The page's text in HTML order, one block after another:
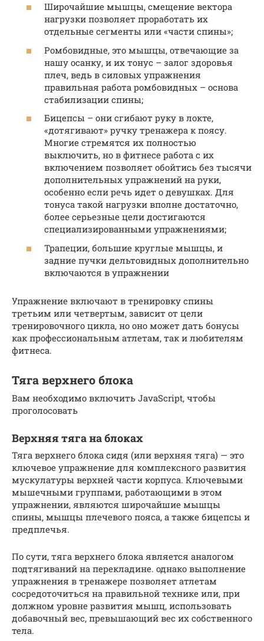
Широчайшие мышцы, смещение вектора
нагрузки позволяет проработать их
отдельные сегменты или «части спины»;
Ромбовидные, это мышцы, отвечающие за
нашу осанку, и их тонус – залог здоровья
плеч, ведь в силовых упражнения
правильная работа ромбовидных – основа
стабилизации спины;
Бицепсы – они сгибают руку в локте,
«дотягивают» ручку тренажера к поясу.
Многие стремятся их полностью
выключить, но в фитнесе работа с их
включением позволяет обойтись без тысячи
дополнительных упражнений на руки,
особенно если речь идет о девушках. Для
тонуса такой нагрузки вполне достаточно,
более серьезные цели достигаются
специализированными упражнениями;
Трапеции, большие круглые мышцы, и
задние пучки дельтовидных дополнительно
включаются в упражнении
Упражнение включают в тренировку спины
третьим или четвертым, зависит от цели
тренировочного цикла, но оно может дать бонусы
как профессиональным атлетам, так и любителям
фитнеса.
Тяга верхнего блока
Вам необходимо включить JavaScript, чтобы
проголосовать
Верхняя тяга на блоках
Тяга верхнего блока сидя (или верхняя тяга) — это
ключевое упражнение для комплексного развития
мускулатуры верхней части корпуса. Ключевыми
мышечными группами, работающими в этом
упражнении, являются широчайшие мышцы
спины, мышцы плечевого пояса, а также бицепсы и
предплечья.
По сути, тяга верхнего блока является аналогом
подтягиваний на перекладине. однако выполнение
упражнения в тренажере позволяет атлетам
сосредоточиться на правильной технике или, при
должном уровне развития мышц, использовать
добавочный вес, превышающий вес их собственного
тела.